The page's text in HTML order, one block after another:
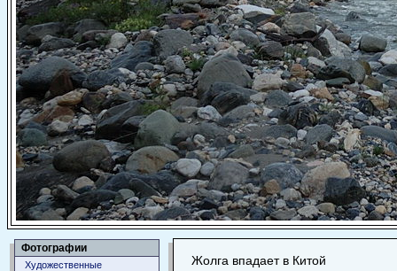
Фотографии
Художественные Жолга впадает в Китой